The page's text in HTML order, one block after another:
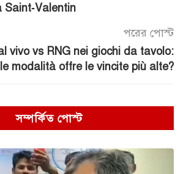
Saint‑Valentin
পরের পোস্ট
vivo vs RNG nei giochi da tavolo:
modalità offre le vincite più alte?
সম্পর্কিত পোস্ট